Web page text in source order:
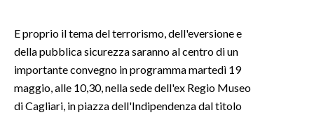
NECROLOGI
PUBBLICITÀ
STORE
E proprio il tema del terrorismo, dell'eversione e
della pubblica sicurezza saranno al centro di un
importante convegno in programma martedì 19
maggio, alle 10,30, nella sede dell'ex Regio Museo
di Cagliari, in piazza dell'Indipendenza dal titolo